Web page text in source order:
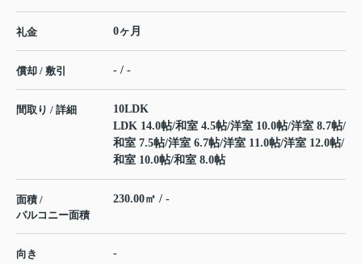
礼金 0ヶ月
償却 / 敷引 - / -
間取り / 詳細
10LDK
LDK 14.0帖/和室 4.5帖/洋室 10.0帖/洋室 8.7帖/
和室 7.5帖/洋室 6.7帖/洋室 11.0帖/洋室 12.0帖/
和室 10.0帖/和室 8.0帖
面積 /
バルコニー面積
230.00㎡ / -
向き -